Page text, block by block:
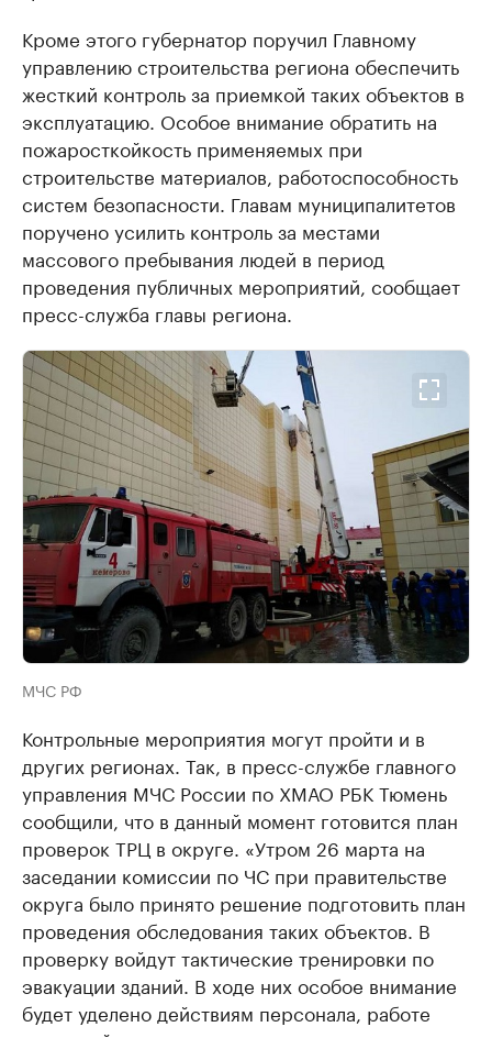
Кроме этого губернатор поручил Главному
управлению строительства региона обеспечить
жесткий контроль за приемкой таких объектов в
эксплуатацию. Особое внимание обратить на
пожаросткойкость применяемых при
строительстве материалов, работоспособность
систем безопасности. Главам муниципалитетов
поручено усилить контроль за местами
массового пребывания людей в период
проведения публичных мероприятий, сообщает
пресс-служба главы региона.
МЧС РФ
Контрольные мероприятия могут пройти и в
других регионах. Так, в пресс-службе главного
управления МЧС России по ХМАО РБК Тюмень
сообщили, что в данный момент готовится план
проверок ТРЦ в округе. «Утром 26 марта на
заседании комиссии по ЧС при правительстве
округа было принято решение подготовить план
проведения обследования таких объектов. В
проверку войдут тактические тренировки по
эвакуации зданий. В ходе них особое внимание
будет уделено действиям персонала, работе